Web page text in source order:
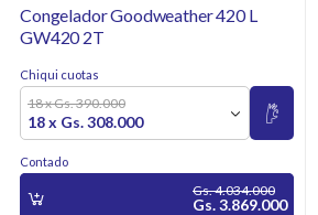
Congelador Goodweather 420 L
GW420 2T
Chiqui cuotas
18 x Gs. 390.000
18 x Gs. 308.000
Contado
Gs. 4.034.000
Gs. 3.869.000